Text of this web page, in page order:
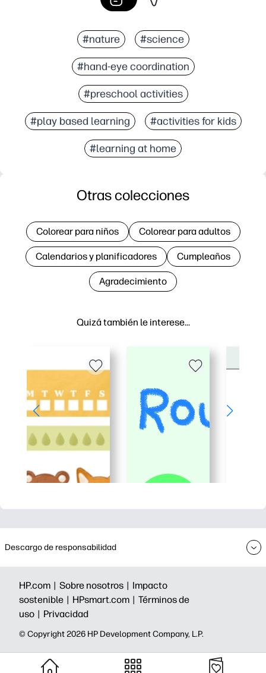
#nature #science
#hand-eye coordination
#preschool activities
#play based learning #activities for kids
#learning at home
Quizá también le interese…
Otras colecciones
Colorear para niños Colorear para adultos
Calendarios y planificadores Cumpleaños
Agradecimiento
Descargo de responsabilidad
HP.com | Sobre nosotros | Impacto
sostenible | HPsmart.com | Términos de
uso | Privacidad
©️ Copyright 2026 HP Development Company, L.P.